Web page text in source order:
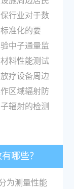
行业对于数
准化的要
中子通量监
料性能测试
疗设备周边
区域辐射防
辐射的检测
哪些？
为测量性能